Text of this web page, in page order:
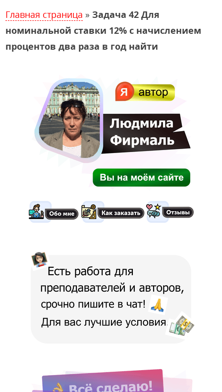
Главная страница » Задача 42 Для
номинальной ставки 12% с начислением
процентов два раза в год найти